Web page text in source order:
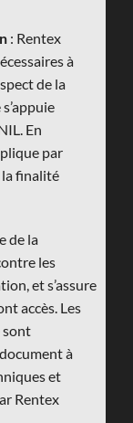
: Rentex
à
de la
En
par
finalité
de la
les
et s’assure
accès. Les
sont
à
et
».